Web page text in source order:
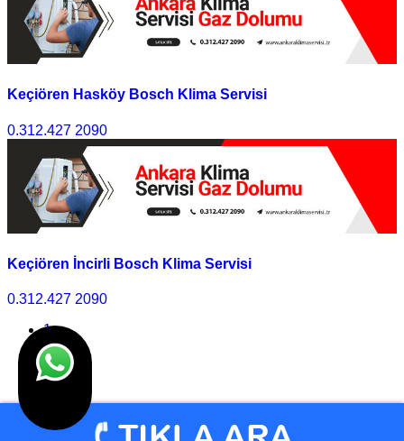
Keçiören Hasköy Bosch Klima Servisi
0.312.427 2090
Keçiören İncirli Bosch Klima Servisi
0.312.427 2090
1
2
3
>>
© Klima Servisi Ankara 2010 - 2025 I Tasarım